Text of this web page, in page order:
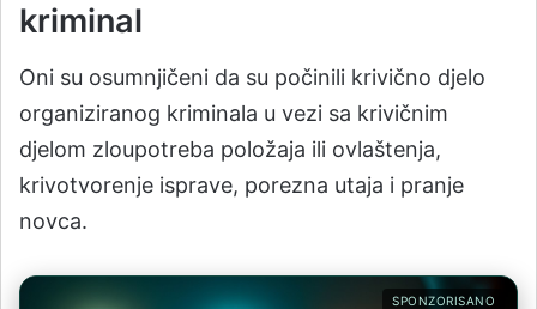
kriminal
Oni su osumnjičeni da su počinili krivično djelo
organiziranog kriminala u vezi sa krivičnim
djelom zloupotreba položaja ili ovlaštenja,
krivotvorenje isprave, porezna utaja i pranje
novca.
SPONZORISANO